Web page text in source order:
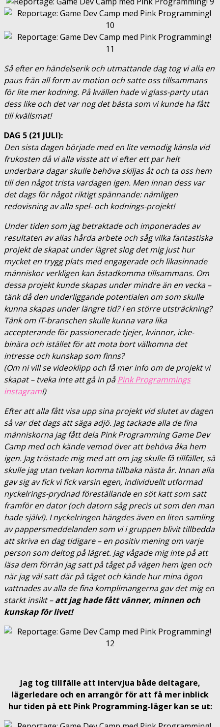
Så efter en händelserik och utmattande dag tog vi alla en
paus från all form av motion och satte oss tillsammans
för lite mer kodning. På kvällen hade vi glass-party utan
dess like och det var nog det bästa som vi kunde ha fått
till kvällsmat!
DAG 5 (21 JULI):
Den sista dagen började med en lite vemodig känsla vid
frukosten då vi alla visste att vi efter ett par helt
underbara dagar skulle behöva skiljas åt och ta oss hem
till den något trista vardagen igen. Men innan dess var
det dags för något riktigt spännande: nämligen
redovisning av alla spel- och kodnings-projekt!
Under tiden som jag betraktade och imponerades av
resultaten av allas hårda arbete och såg vilka fantastiska
projekt de skapat under lägret slog det mig just hur
mycket en trygg plats med engagerade och likasinnade
människor verkligen kan åstadkomma tillsammans. Om
dessa projekt kunde skapas under mindre än en vecka –
tänk då den underliggande potentialen om som skulle
kunna skapas under längre tid? I en större utsträckning?
Tänk om IT-branschen skulle kunna vara lika
accepterande för passionerade tjejer, kvinnor, icke-
binära och istället för att mota bort välkomna det
intresse och kunskap som finns?
(Om ni vill se videoklipp och få mer info om de projekt vi
skapat – tveka inte att gå in påPink Programmings
instagram!)
Efter att alla fått visa upp sina projekt vid slutet av dagen
så var det dags att säga adjö. Jag tackade alla de fina
människorna jag fått dela Pink Programming Game Dev
Camp med och kände vemod över att behöva åka hem
igen. Jag tröstade mig med att om jag skulle få tillfället, så
skulle jag utan tvekan komma tillbaka nästa år. Innan alla
gav sig av fick vi fick varsin egen, individuellt utformad
nyckelrings-prydnad föreställande en söt katt som satt
framför en dator (och datorn såg precis ut som den man
hade själv!). I nyckelringen hängdes även en liten samling
av pappersmeddelanden som vi i gruppen blivit tillbedda
att skriva en dag tidigare – en positiv mening om varje
person som deltog på lägret. Jag vågade mig inte på att
läsa dem förrän jag satt på tåget på vägen hem igen och
när jag väl satt där på tåget och kände hur mina ögon
vattnades av alla de fina komplimangerna gav det mig en
starkt insikt –att jag hade fått vänner, minnen och
kunskap för livet!
Jag tog tillfälle att intervjua både deltagare,
lägerledare och en arrangör för att få mer inblick
hur tiden på ett Pink Programming-läger kan se ut: